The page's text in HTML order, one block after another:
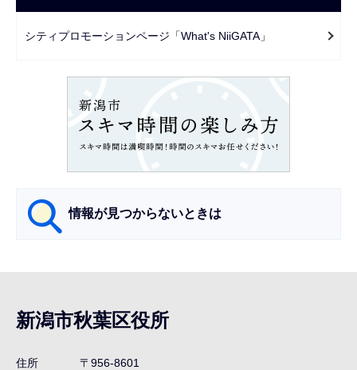
で
ーシティプロモーションページ「What's NiiGATA」
情報が見つからないときは
ナ
ビ
ゲ
新潟市秋葉区役所
住所
〒956-8601